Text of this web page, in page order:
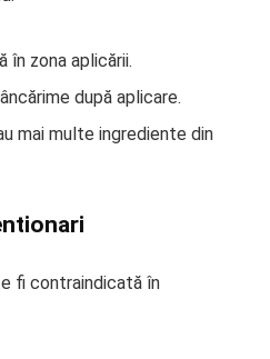
în zona aplicării.
după aplicare.
mai multe ingrediente din
fi contraindicată în